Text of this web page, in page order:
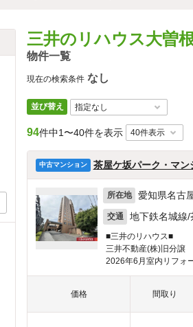
三井のリハウス大曽
物件一覧
現在の検索条件 なし
並び替え
94件中1〜40件を表示
中古マンション 茶屋ケ坂パーク・マン
所在地 愛知県名古
交通 地下鉄名城線
■三井のリハウス■
三井不動産(株)旧分譲
2026年6月室内リフォ
価格 間取り